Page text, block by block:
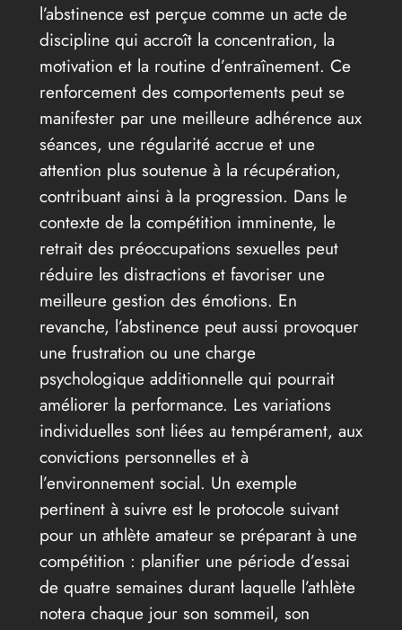
l’abstinence est perçue comme un acte de
discipline qui accroît la concentration, la
motivation et la routine d’entraînement. Ce
renforcement des comportements peut se
manifester par une meilleure adhérence aux
séances, une régularité accrue et une
attention plus soutenue à la récupération,
contribuant ainsi à la progression. Dans le
contexte de la compétition imminente, le
retrait des préoccupations sexuelles peut
réduire les distractions et favoriser une
meilleure gestion des émotions. En
revanche, l’abstinence peut aussi provoquer
une frustration ou une charge
psychologique additionnelle qui pourrait
améliorer la performance. Les variations
individuelles sont liées au tempérament, aux
convictions personnelles et à
l’environnement social. Un exemple
pertinent à suivre est le protocole suivant
pour un athlète amateur se préparant à une
compétition : planifier une période d’essai
de quatre semaines durant laquelle l’athlète
notera chaque jour son sommeil, son